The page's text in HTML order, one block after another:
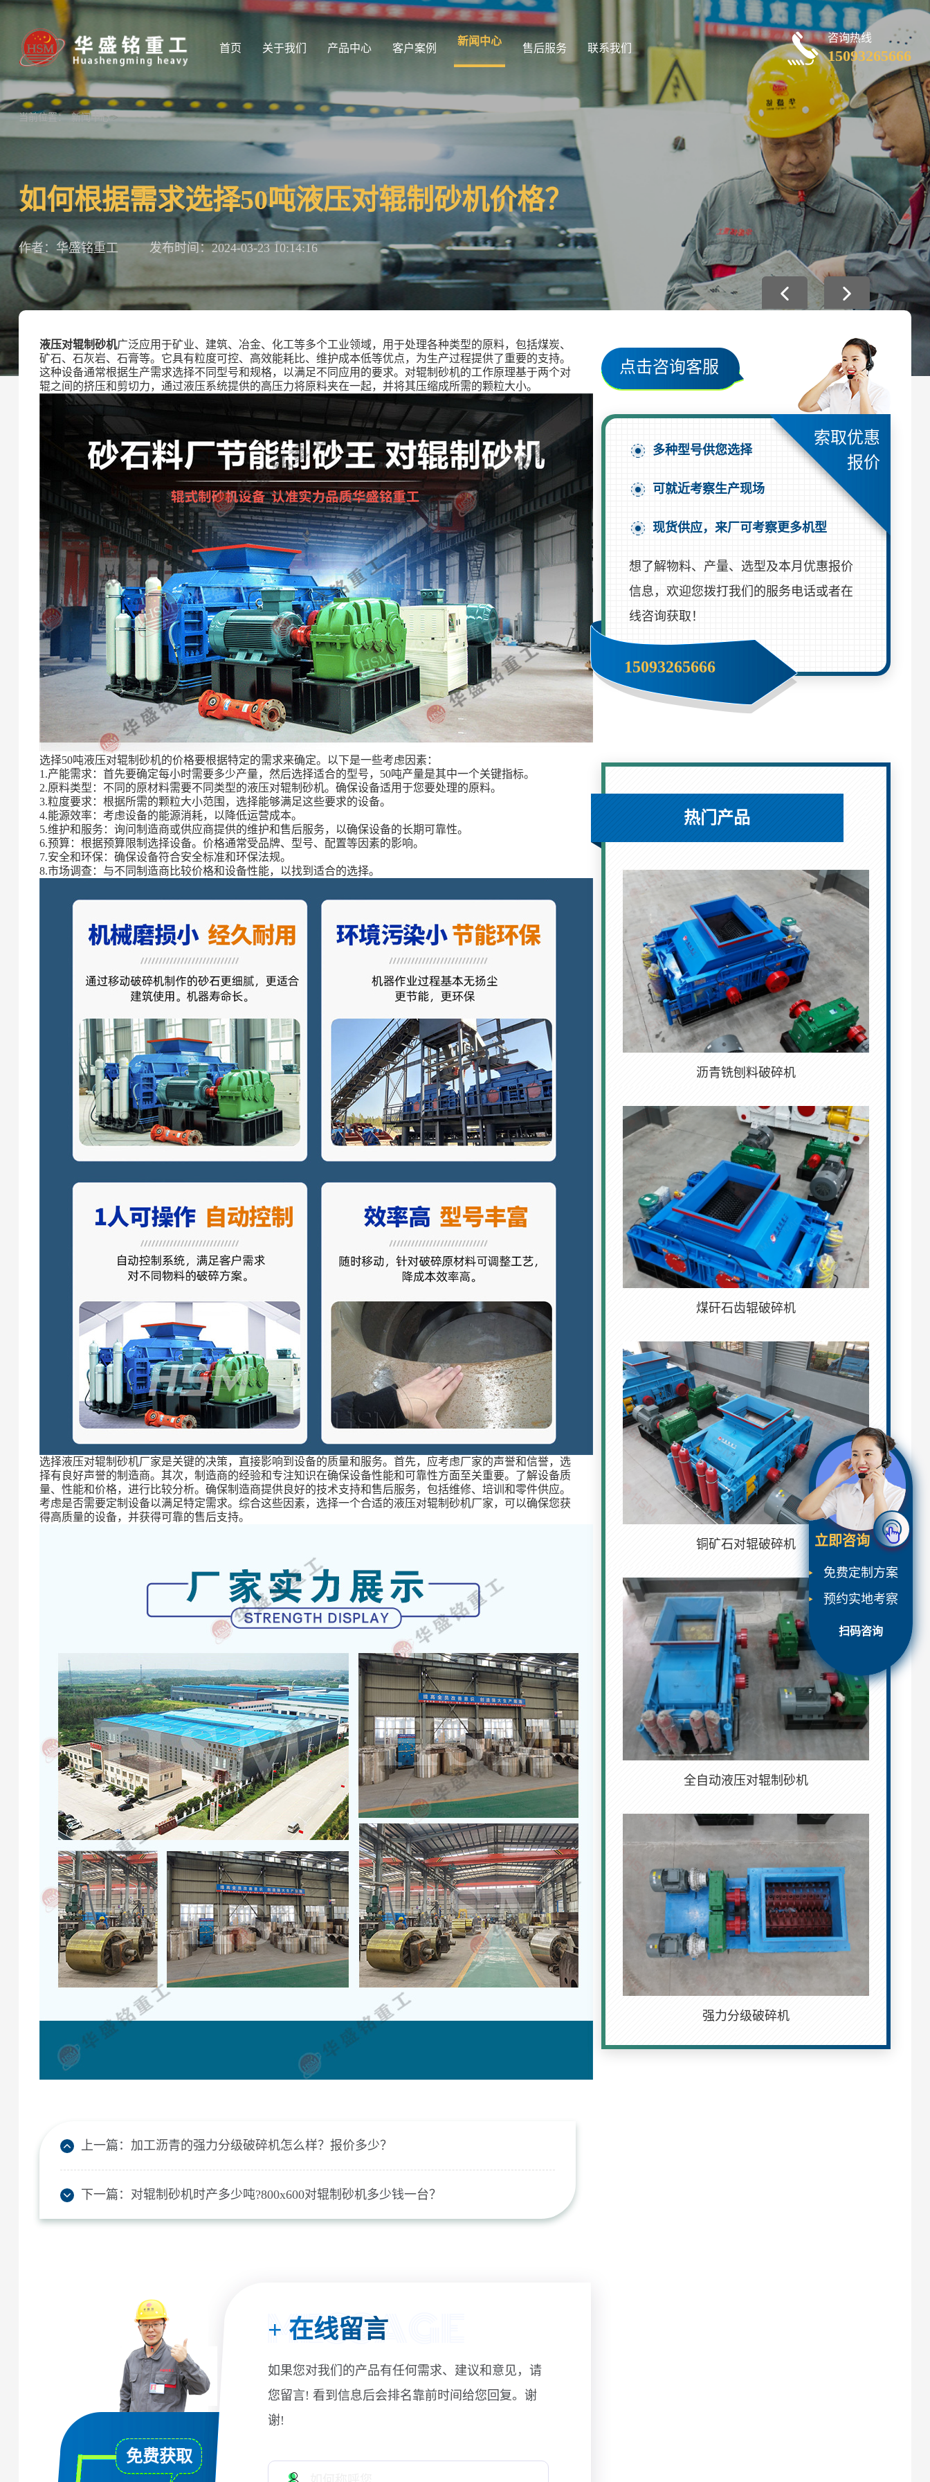
首页 关于我们 产品中心 客户案例
新闻中心
售后服务 联系我们
咨询热线
15093265666
当前位置： 新闻中心>
如何根据需求选择50吨液压对辊制砂机价格？
作者：华盛铭重工 发布时间：2024-03-23 10:14:16
液压对辊制砂机广泛应用于矿业、建筑、冶金、化工等多个工业领域，用于处理各种类型的原料，包括煤炭、
矿石、石灰岩、石膏等。它具有粒度可控、高效能耗比、维护成本低等优点，为生产过程提供了重要的支持。
这种设备通常根据生产需求选择不同型号和规格，以满足不同应用的要求。对辊制砂机的工作原理基于两个对
辊之间的挤压和剪切力，通过液压系统提供的高压力将原料夹在一起，并将其压缩成所需的颗粒大小。
选择50吨液压对辊制砂机的价格要根据特定的需求来确定。以下是一些考虑因素：
1.产能需求：首先要确定每小时需要多少产量，然后选择适合的型号，50吨产量是其中一个关键指标。
2.原料类型：不同的原材料需要不同类型的液压对辊制砂机。确保设备适用于您要处理的原料。
3.粒度要求：根据所需的颗粒大小范围，选择能够满足这些要求的设备。
4.能源效率：考虑设备的能源消耗，以降低运营成本。
5.维护和服务：询问制造商或供应商提供的维护和售后服务，以确保设备的长期可靠性。
6.预算：根据预算限制选择设备。价格通常受品牌、型号、配置等因素的影响。
7.安全和环保：确保设备符合安全标准和环保法规。
8.市场调查：与不同制造商比较价格和设备性能，以找到适合的选择。
选择液压对辊制砂机厂家是关键的决策，直接影响到设备的质量和服务。首先，应考虑厂家的声誉和信誉，选
择有良好声誉的制造商。其次，制造商的经验和专注知识在确保设备性能和可靠性方面至关重要。了解设备质
量、性能和价格，进行比较分析。确保制造商提供良好的技术支持和售后服务，包括维修、培训和零件供应。
考虑是否需要定制设备以满足特定需求。综合这些因素，选择一个合适的液压对辊制砂机厂家，可以确保您获
得高质量的设备，并获得可靠的售后支持。
上一篇： 加工沥青的强力分级破碎机怎么样？报价多少？
下一篇： 对辊制砂机时产多少吨?800x600对辊制砂机多少钱一台？
免费获取
+ 在线留言
如果您对我们的产品有任何需求、建议和意见，请
您留言! 看到信息后会排名靠前时间给您回复。谢
谢!
多种型号供您选择
可就近考察生产现场
现货供应，来厂可考察更多机型
想了解物料、产量、选型及本月优惠报价
信息，欢迎您拨打我们的服务电话或者在
线咨询获取！
点击咨询客服
索取优惠
报价
15093265666
热门产品
沥青铣刨料破碎机
煤矸石齿辊破碎机
铜矿石对辊破碎机
全自动液压对辊制砂机
强力分级破碎机
立即咨询
免费定制方案
预约实地考察
扫码咨询